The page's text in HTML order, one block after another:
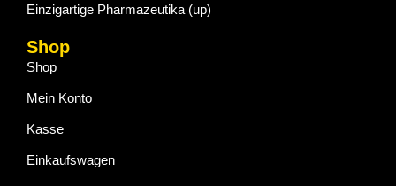
Einzigartige Pharmazeutika (up)
Shop
Shop
Mein Konto
Kasse
Einkaufswagen